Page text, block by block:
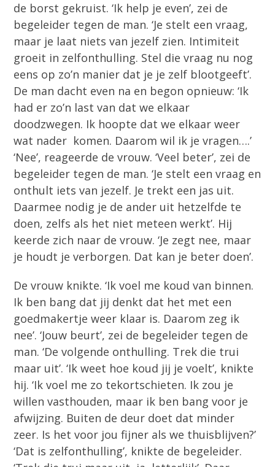
de borst gekruist. ‘Ik help je even’, zei de
begeleider tegen de man. ‘Je stelt een vraag,
maar je laat niets van jezelf zien. Intimiteit
groeit in zelfonthulling. Stel die vraag nu nog
eens op zo’n manier dat je je zelf blootgeeft’.
De man dacht even na en begon opnieuw: ‘Ik
had er zo’n last van dat we elkaar
doodzwegen. Ik hoopte dat we elkaar weer
wat nader komen. Daarom wil ik je vragen….’
‘Nee’, reageerde de vrouw. ‘Veel beter’, zei de
begeleider tegen de man. ‘Je stelt een vraag en
onthult iets van jezelf. Je trekt een jas uit.
Daarmee nodig je de ander uit hetzelfde te
doen, zelfs als het niet meteen werkt’. Hij
keerde zich naar de vrouw. ‘Je zegt nee, maar
je houdt je verborgen. Dat kan je beter doen’.
De vrouw knikte. ‘Ik voel me koud van binnen.
Ik ben bang dat jij denkt dat het met een
goedmakertje weer klaar is. Daarom zeg ik
nee’. ‘Jouw beurt’, zei de begeleider tegen de
man. ‘De volgende onthulling. Trek die trui
maar uit’. ‘Ik weet hoe koud jij je voelt’, knikte
hij. ‘Ik voel me zo tekortschieten. Ik zou je
willen vasthouden, maar ik ben bang voor je
afwijzing. Buiten de deur doet dat minder
zeer. Is het voor jou fijner als we thuisblijven?’
‘Dat is zelfonthulling’, knikte de begeleider.